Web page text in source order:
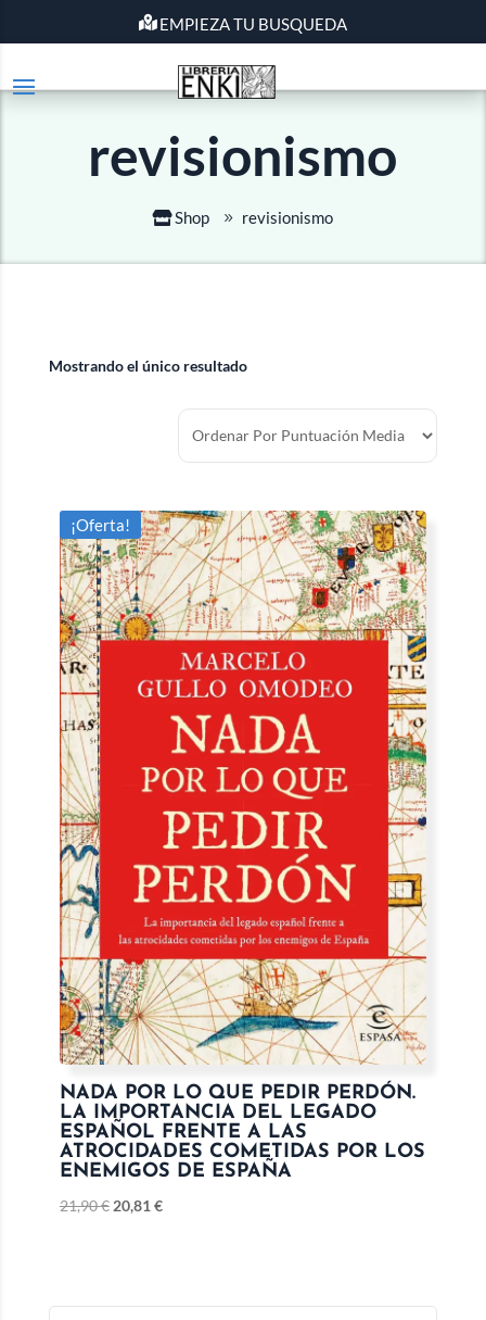
EMPIEZA TU BUSQUEDA
revisionismo
Shop revisionismo
Mostrando el único resultado
¡Oferta!
NADA POR LO QUE PEDIR PERDÓN.
LA IMPORTANCIA DEL LEGADO
ESPAÑOL FRENTE A LAS
ATROCIDADES COMETIDAS POR LOS
ENEMIGOS DE ESPAÑA
21,90€ 20,81 €